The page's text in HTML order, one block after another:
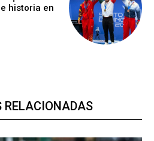
historia en
RELACIONADAS